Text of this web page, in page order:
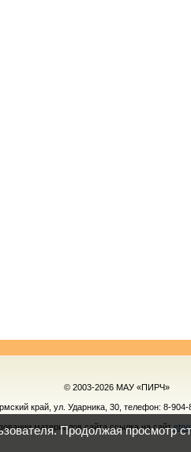
© 2003-2026 МАУ «ПИРЧ»
край, ул. Ударника, 30, телефон: 8-904-
материалов сайта ссылка на сайт
Продолжая просмотр